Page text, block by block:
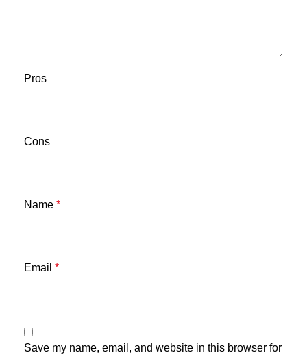
Pros
Cons
Name *
Email *
Save my name, email, and website in this browser for